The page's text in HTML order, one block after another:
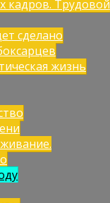
кадров. Трудовой
сделано
жизнь